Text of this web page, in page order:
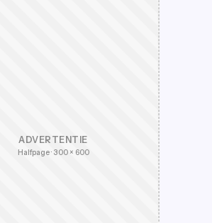
ADVERTENTIE
Halfpage · 300 × 600